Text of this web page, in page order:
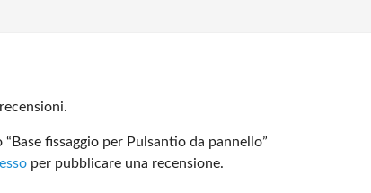
“Base fissaggio per Pulsantio da pannello”
per pubblicare una recensione.